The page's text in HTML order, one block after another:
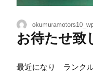
お待たせ
最近になり ランク